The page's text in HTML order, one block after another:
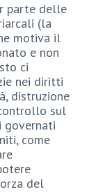
parte delle
(la
motiva il
e non
ci
nei diritti
distruzione
sul
governati
come
del